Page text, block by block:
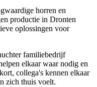
horren en
productie in Dronten
oplossingen voor
familiebedrijf
elkaar waar nodig en
collega's kennen elkaar
zich thuis voelt.